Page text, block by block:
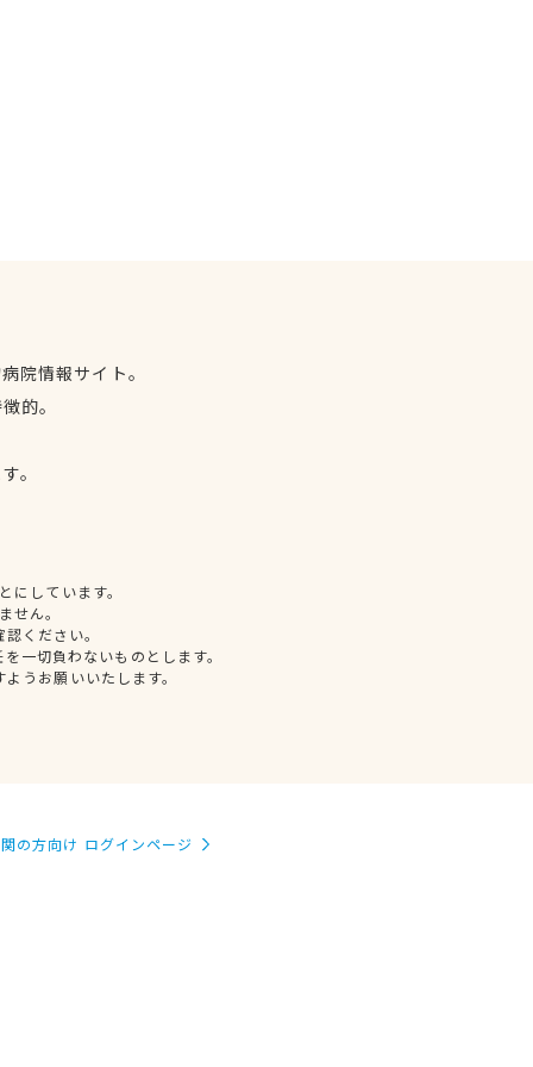
院情報サイト。
的。
。
しています。
せん。
ください。
一切負わないものとします。
うお願いいたします。
の方向け ログインページ